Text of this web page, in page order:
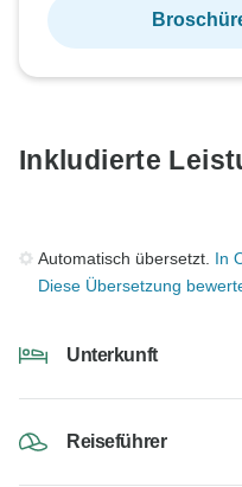
Inkludierte
Automatisch übersetzt. In
Diese Übersetzung
Unterkunft
Reiseführer